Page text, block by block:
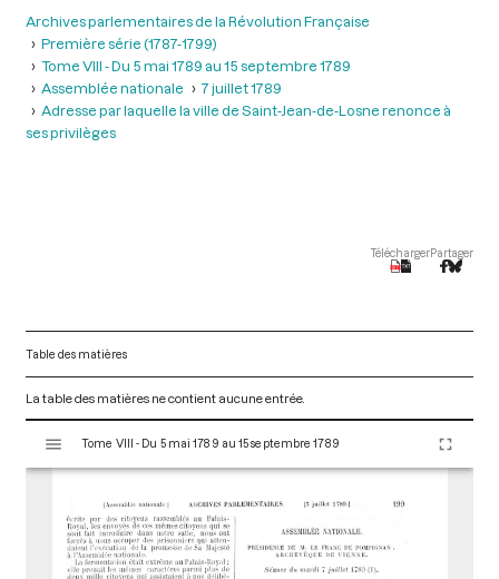
Archives parlementaires de la Révolution Française
Première série (1787-1799)
Tome VIII - Du 5 mai 1789 au 15 septembre 1789
Assemblée nationale
7 juillet 1789
Adresse par laquelle la ville de Saint-Jean-de-Losne renonce à
ses privilèges
TéléchargerPartager
Table des matières
La table des matières ne contient aucune entrée.
s
Tome VIII - Du 5 mai 1789 au 15 septembre 1789